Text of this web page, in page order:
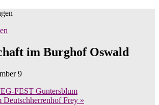
im Burghof Oswald
9
FEST Guntersblum
Frey »